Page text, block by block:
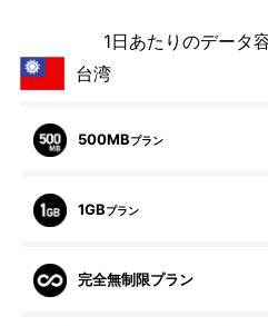
1日あたりのデータ
台湾
500MBプラン
1GBプラン
完全無制限プラン